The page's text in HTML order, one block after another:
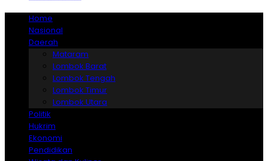
Home
Nasional
Daerah
Mataram
Lombok Barat
Lombok Tengah
Lombok Timur
Lombok Utara
Politik
Hukrim
Ekonomi
Pendidikan